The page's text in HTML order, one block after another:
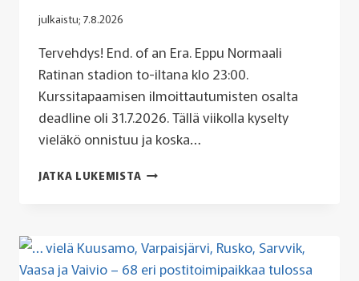
julkaistu; 7.8.2026
Tervehdys! End. of an Era. Eppu Normaali
Ratinan stadion to-iltana klo 23:00.
Kurssitapaamisen ilmoittautumisten osalta
deadline oli 31.7.2026. Tällä viikolla kyselty
vieläkö onnistuu ja koska…
JATKA LUKEMISTA END
ILMOITTAUTUMISILLE
SU